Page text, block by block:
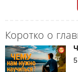
Коротко о